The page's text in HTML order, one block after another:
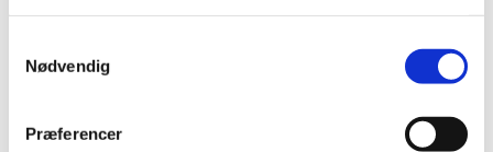
Nødvendig
Præferencer
oktober (3)
august (2)
juni (2)